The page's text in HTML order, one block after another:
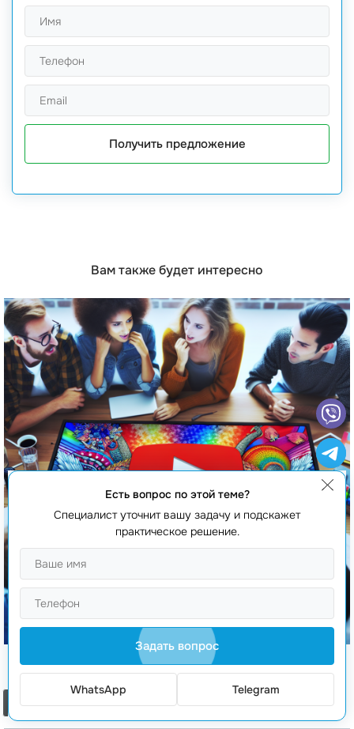
Получить предложение
Вам также будет интересно
Есть вопрос по этой теме?
Специалист уточнит вашу задачу и подскажет
практическое решение.
Задать вопрос
WhatsApp Telegram
Заказать звонок